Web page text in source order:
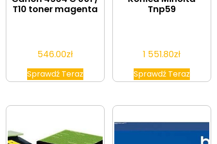
T10 toner magenta
546.00zł
Sprawdź Teraz
Tnp59
1 551.80zł
Sprawdź Teraz